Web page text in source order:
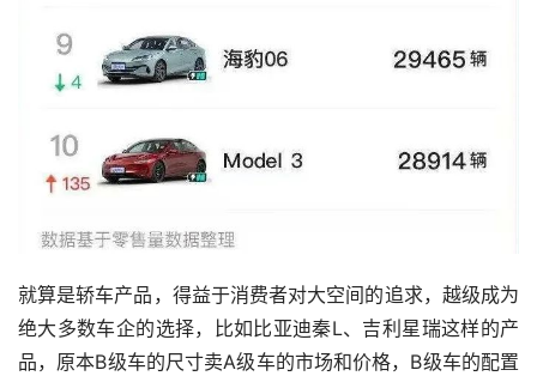
就算是轿车产品，得益于消费者对大空间的追求，越级成为
绝大多数车企的选择，比如比亚迪秦L、吉利星瑞这样的产
品，原本B级车的尺寸卖A级车的市场和价格，B级车的配置